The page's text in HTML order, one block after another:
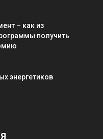
– как из
получить
энергетиков